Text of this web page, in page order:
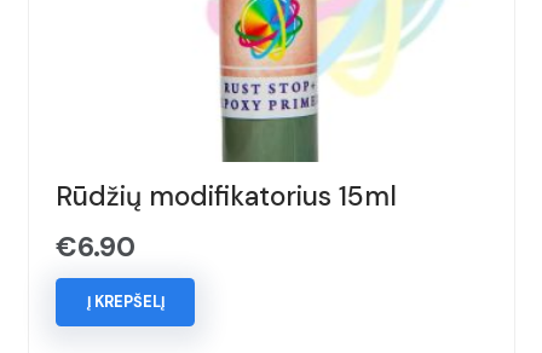
Rūdžių modifikatorius 15ml
€6.90
Į KREPŠELĮ